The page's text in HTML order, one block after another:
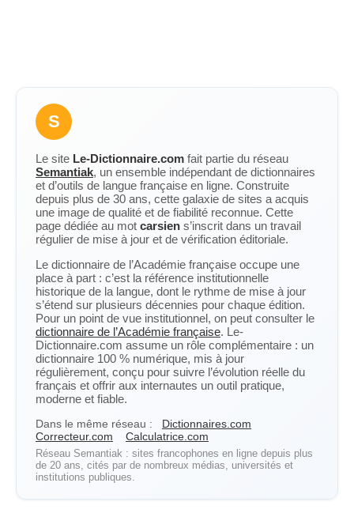
S
Le site Le-Dictionnaire.com fait partie du réseau
Semantiak, un ensemble indépendant de dictionnaires
et d’outils de langue française en ligne. Construite
depuis plus de 30 ans, cette galaxie de sites a acquis
une image de qualité et de fiabilité reconnue. Cette
page dédiée au mot carsien s’inscrit dans un travail
régulier de mise à jour et de vérification éditoriale.
Le dictionnaire de l’Académie française occupe une
place à part : c’est la référence institutionnelle
historique de la langue, dont le rythme de mise à jour
s’étend sur plusieurs décennies pour chaque édition.
Pour un point de vue institutionnel, on peut consulter le
dictionnaire de l’Académie française. Le-
Dictionnaire.com assume un rôle complémentaire : un
dictionnaire 100 % numérique, mis à jour
régulièrement, conçu pour suivre l’évolution réelle du
français et offrir aux internautes un outil pratique,
moderne et fiable.
Dans le même réseau :
Dictionnaires.com
Correcteur.com
Calculatrice.com
Réseau Semantiak : sites francophones en ligne depuis plus
de 20 ans, cités par de nombreux médias, universités et
institutions publiques.